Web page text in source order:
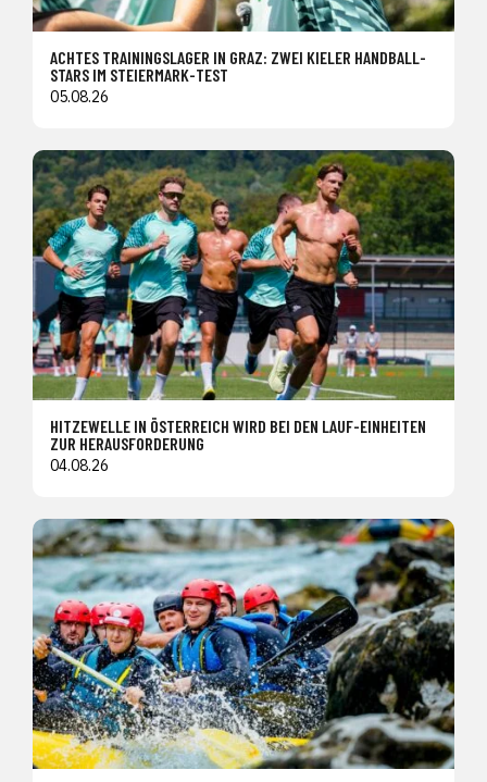
ACHTES TRAININGSLAGER IN GRAZ: ZWEI KIELER HANDBALL-
STARS IM STEIERMARK-TEST
05.08.26
HITZEWELLE IN ÖSTERREICH WIRD BEI DEN LAUF-EINHEITEN
ZUR HERAUSFORDERUNG
04.08.26